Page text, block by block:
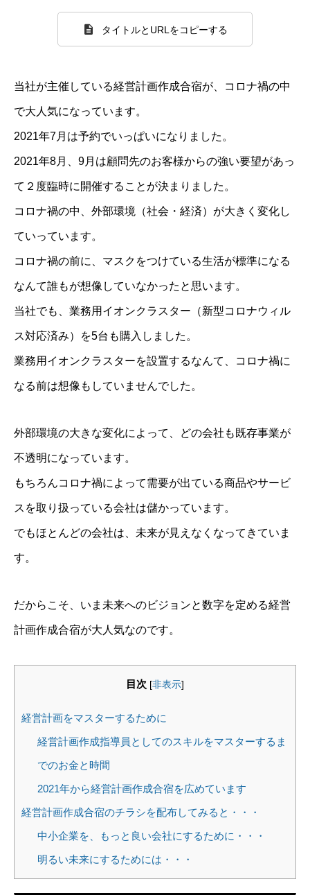
タイトルとURLをコピーする
当社が主催している経営計画作成合宿が、コロナ禍の中
で大人気になっています。
2021年7月は予約でいっぱいになりました。
2021年8月、9月は顧問先のお客様からの強い要望があっ
て２度臨時に開催することが決まりました。
コロナ禍の中、外部環境（社会・経済）が大きく変化し
ていっています。
コロナ禍の前に、マスクをつけている生活が標準になる
なんて誰もが想像していなかったと思います。
当社でも、業務用イオンクラスター（新型コロナウィル
ス対応済み）を5台も購入しました。
業務用イオンクラスターを設置するなんて、コロナ禍に
なる前は想像もしていませんでした。
外部環境の大きな変化によって、どの会社も既存事業が
不透明になっています。
もちろんコロナ禍によって需要が出ている商品やサービ
スを取り扱っている会社は儲かっています。
でもほとんどの会社は、未来が見えなくなってきていま
す。
だからこそ、いま未来へのビジョンと数字を定める経営
計画作成合宿が大人気なのです。
目次 [非表示]
経営計画をマスターするために
経営計画作成指導員としてのスキルをマスターするま
でのお金と時間
2021年から経営計画作成合宿を広めています
経営計画作成合宿のチラシを配布してみると・・・
中小企業を、もっと良い会社にするために・・・
明るい未来にするためには・・・